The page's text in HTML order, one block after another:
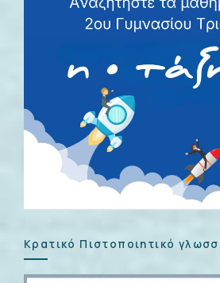
Κρατικό Πιστοποιητικό